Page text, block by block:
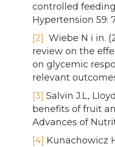
controlled
Hypertension 59:
[2] Wiebe N i in.
review on the
on glycemic
relevant
[3] Salvin J.L,
benefits of fruit
Advances of
[4] Kunachowicz